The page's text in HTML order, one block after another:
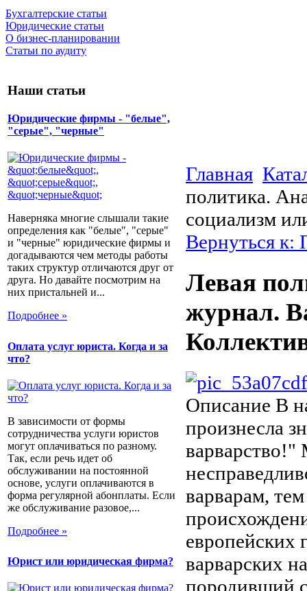
Бухгалтерские статьи
Юридические статьи
О бизнес-планировании
Статьи по аудиту
Наши статьи
Юридические фирмы - "белые",
"серые", "черные"
Наверняка многие слышали такие
определения как "белые", "серые"
и "черные" юридические фирмы и
догадываются чем методы работы
таких структур отличаются друг от
друга. Но давайте посмотрим на
них пристальней и...
Подробнее »
Оплата услуг юриста. Когда и за
что?
В зависимости от формы
сотрудничества услуги юристов
могут оплачиваться по разному.
Так, если речь идет об
обслуживании на постоянной
основе, услуги оплачиваются в
форма регулярной абонплаты. Если
же обслуживание разовое,...
Подробнее »
Юрист или юридическая фирма?
Главная
политика.
социализм
Вернуться к:
Левая
журнал.
Описание В
произнесла
варварство!"
варварам,
европейских
варварских
породивший